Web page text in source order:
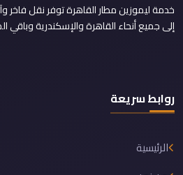
خدمة ليموزين مطار القاهرة توفر نقل فاخر
إلى جميع أنحاء القاهرة والإسكندرية وباقي
روابط سريعة
الرئيسية